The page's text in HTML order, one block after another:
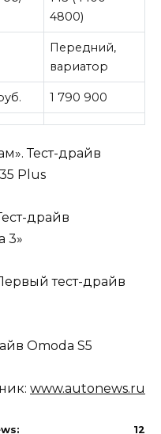
4800)
Передний,
вариатор
1 790 900
Тест-драйв
Plus
драйв
3»
тест-драйв
Omoda S5
www.autonews.ru
12